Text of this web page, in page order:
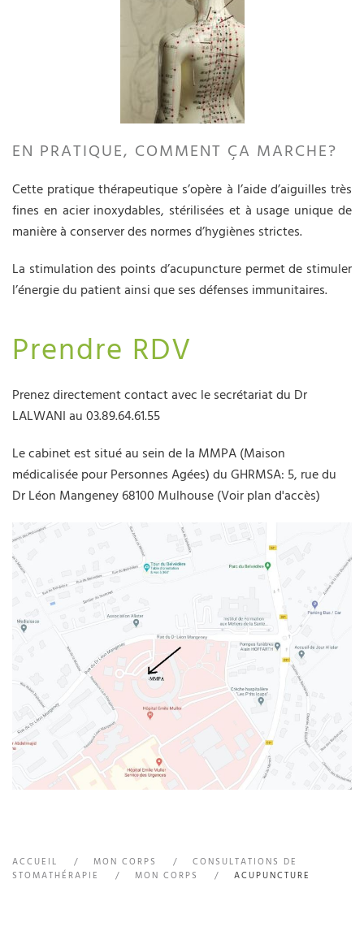
EN PRATIQUE, COMMENT ÇA MARCHE?
Cette pratique thérapeutique s’opère à l’aide d’aiguilles très
fines en acier inoxydables, stérilisées et à usage unique de
manière à conserver des normes d’hygiènes strictes.
La stimulation des points d’acupuncture permet de stimuler
l’énergie du patient ainsi que ses défenses immunitaires.
Prendre RDV
Prenez directement contact avec le secrétariat du Dr
LALWANI au 03.89.64.61.55
Le cabinet est situé au sein de la MMPA (Maison
médicalisée pour Personnes Agées) du GHRMSA: 5, rue du
Dr Léon Mangeney 68100 Mulhouse (Voir plan d'accès)
ACCUEIL MON CORPS
CONSULTATIONS DE
STOMATHÉRAPIE
MON CORPS ACUPUNCTURE